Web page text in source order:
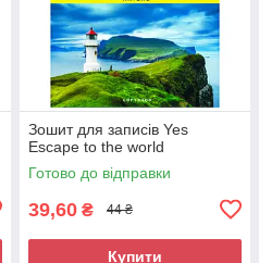
Зошит для записів Yes
Escape to the world
Готово до відправки
39,60 ₴ 44 ₴
Купити